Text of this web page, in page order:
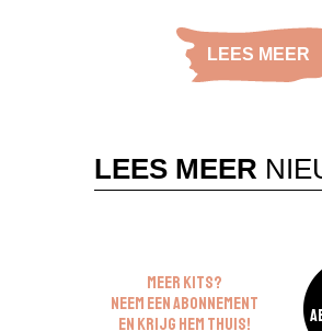
LEES MEER
LEES MEER
MEER KITS?
NEEM EEN ABONNEMENT
EN KRIJG HEM THUIS!